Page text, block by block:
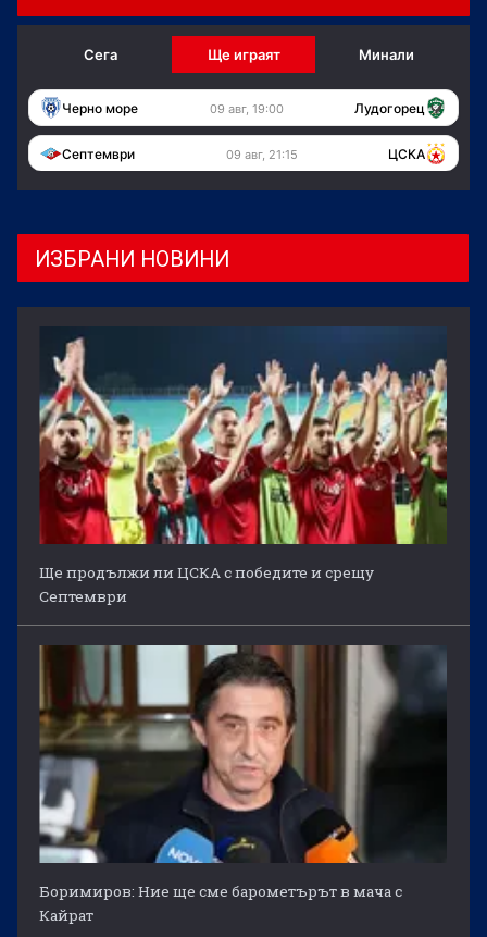
Сега Ще играят Минали
Черно море 09 авг, 19:00 Лудогорец
Септември 09 авг, 21:15 ЦСКА
ИЗБРАНИ НОВИНИ
Ще продължи ли ЦСКА с победите и срещу
Септември
Боримиров: Ние ще сме барометърът в мача с
Кайрат